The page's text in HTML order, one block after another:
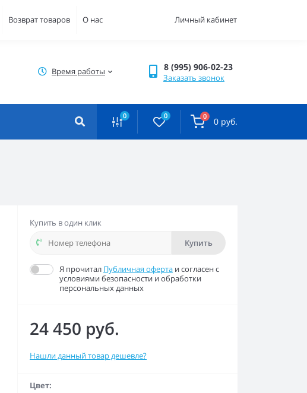
Возврат товаров О нас Личный кабинет
Время работы 8 (995) 906-02-23
Заказать звонок
0 0 0 0 руб.
Купить в один клик
Купить
Я прочитал Публичная оферта и согласен с
условиями безопасности и обработки
персональных данных
24 450 руб.
Нашли данный товар дешевле?
Цвет: